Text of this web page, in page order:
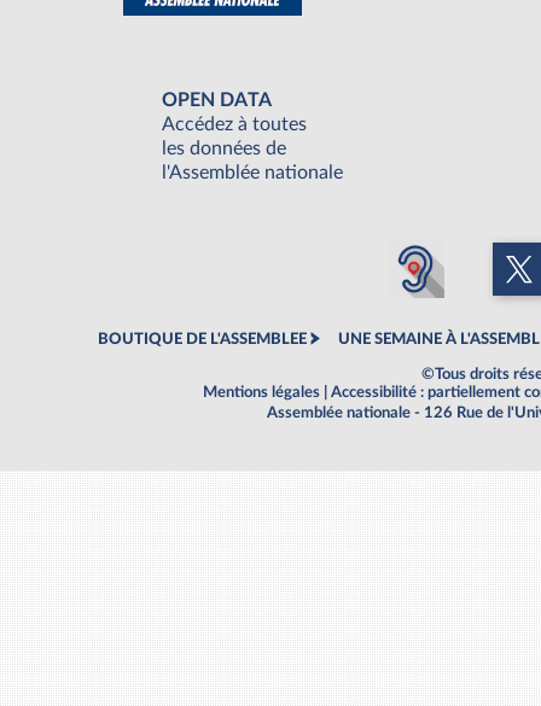
OPEN DATA
Accédez à toutes
les données de
l'Assemblée nationale
BOUTIQUE DE L'ASSEMBLEE UNE SEMAINE À
©Tous droits
Mentions légales
Accessibilité : partiellement
Assemblée nationale - 126 Rue de